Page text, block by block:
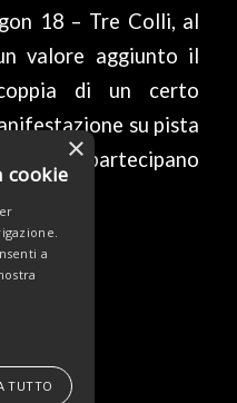
18 – Tre Colli, al
valore aggiunto il
di un certo
su pista
quale partecipano
×
cookie
a
TUTTO